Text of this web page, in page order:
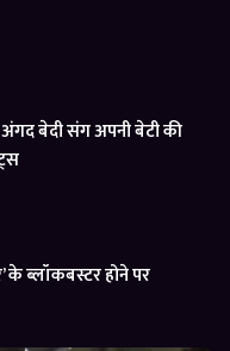
बेदी संग अपनी बेटी की
ब्लॉकबस्टर होने पर